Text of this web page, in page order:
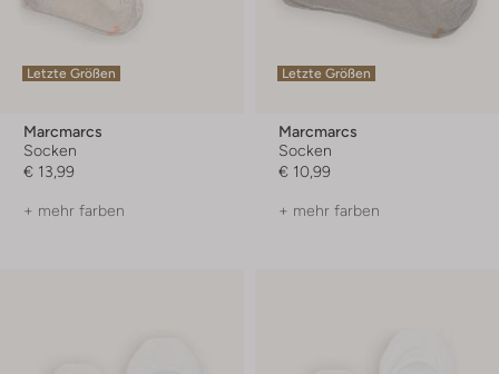
Letzte Größen
Marcmarcs
Socken
€ 13,99
+ mehr farben
Letzte Größen
Marcmarcs
Socken
€ 10,99
+ mehr farben